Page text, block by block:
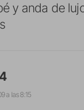
y anda de
a las 8:15